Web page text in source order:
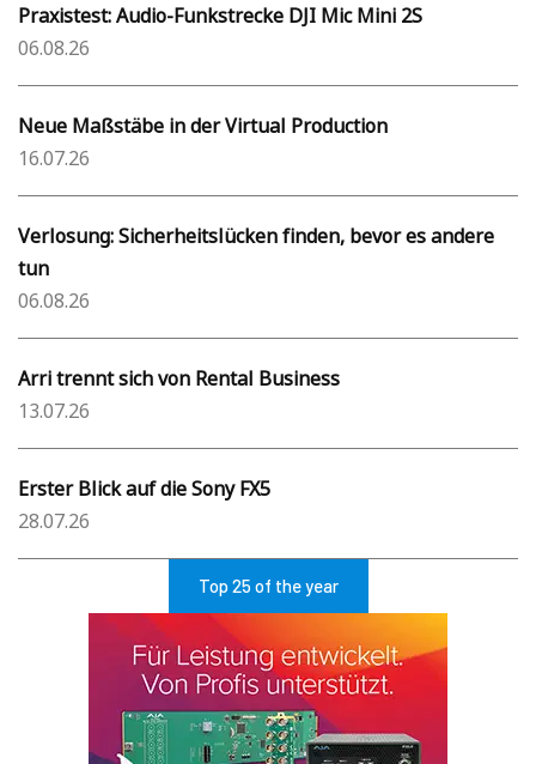
Praxistest: Audio-Funkstrecke DJI Mic Mini 2S
06.08.26
Neue Maßstäbe in der Virtual Production
16.07.26
Verlosung: Sicherheitslücken finden, bevor es andere
tun
06.08.26
Arri trennt sich von Rental Business
13.07.26
Erster Blick auf die Sony FX5
28.07.26
Top 25 of the year